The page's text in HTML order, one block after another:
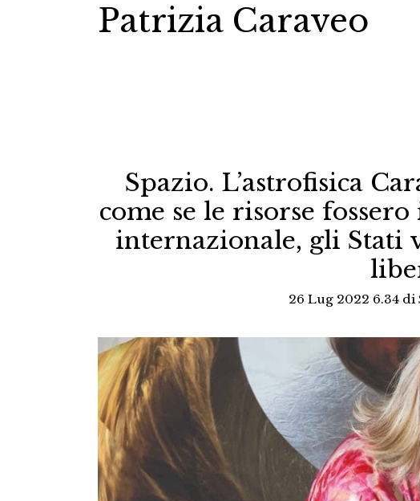
Patrizia Caraveo
Spazio. L’astrofisica
come se le risorse
internazionale, gli Stati
26 Lug 2022 6.34 di